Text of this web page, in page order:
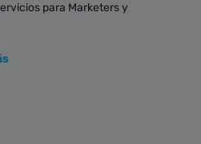
para Marketers y